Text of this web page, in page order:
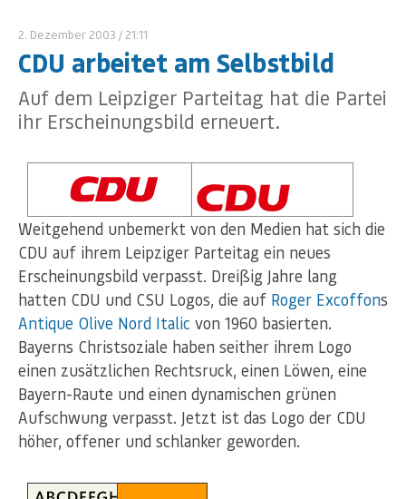
2. Dezember 2003 / 21:11
CDU arbeitet am Selbstbild
Auf dem Leipziger Parteitag hat die Partei
ihr Erscheinungsbild erneuert.
Weitgehend unbemerkt von den Medien hat sich die
CDU auf ihrem Leipziger Parteitag ein neues
Erscheinungsbild verpasst. Dreißig Jahre lang
hatten CDU und CSU Logos, die auf Roger Excoffons
Antique Olive Nord Italic von 1960 basierten.
Bayerns Christsoziale haben seither ihrem Logo
einen zusätzlichen Rechtsruck, einen Löwen, eine
Bayern-Raute und einen dynamischen grünen
Aufschwung verpasst. Jetzt ist das Logo der CDU
höher, offener und schlanker geworden.